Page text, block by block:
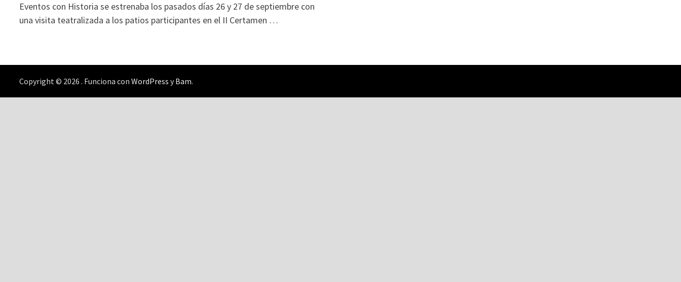
Eventos con Historia se estrenaba los pasados días 26 y 27 de septiembre con
una visita teatralizada a los patios participantes en el II Certamen …
Copyright © 2026. Funciona conWordPress yBam.